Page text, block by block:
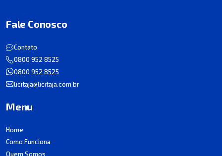
Fale Conosco
Contato
0800 952 8525
0800 952 8525
licitaja@licitaja.com.br
Menu
Home
Como Funciona
Quem Somos